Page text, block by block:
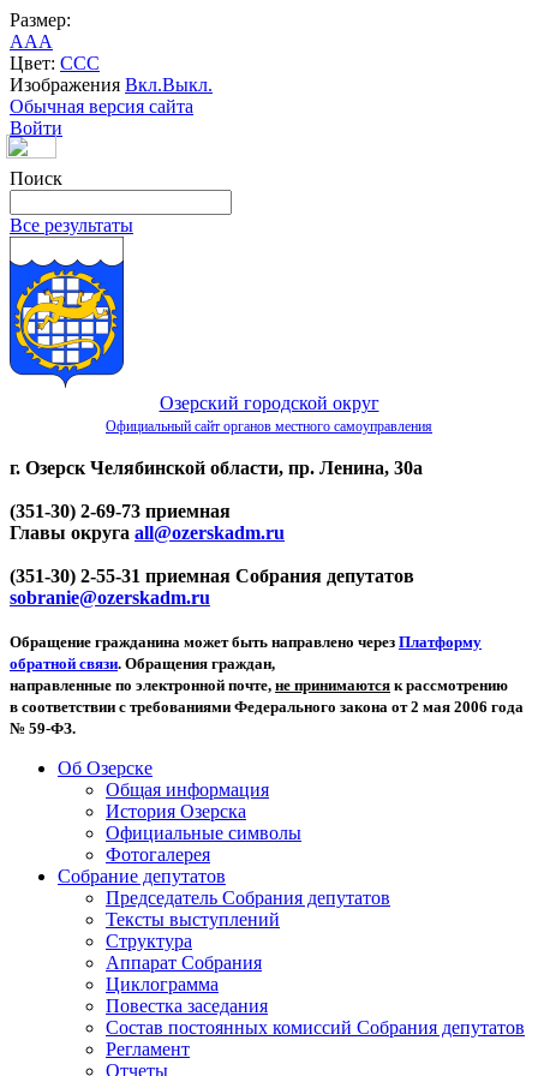
Размер:
AAA
Цвет: CCC
Изображения Вкл.Выкл.
Обычная версия сайта
Войти
Поиск
Все результаты
Озерский городской округ
Официальный сайт органов местного самоуправления
г. Озерск Челябинской области, пр. Ленина, 30а
(351-30) 2-69-73 приемная
Главы округа all@ozerskadm.ru
(351-30) 2-55-31 приемная Собрания депутатов
sobranie@ozerskadm.ru
Обращение гражданина может быть направлено через Платформу
обратной связи. Обращения граждан,
направленные по электронной почте, не принимаются к рассмотрению
в соответствии с требованиями Федерального закона от 2 мая 2006 года
№ 59-ФЗ.
Об Озерске
Общая информация
История Озерска
Официальные символы
Фотогалерея
Собрание депутатов
Председатель Собрания депутатов
Тексты выступлений
Структура
Аппарат Собрания
Циклограмма
Повестка заседания
Состав постоянных комиссий Собрания депутатов
Регламент
Отчеты